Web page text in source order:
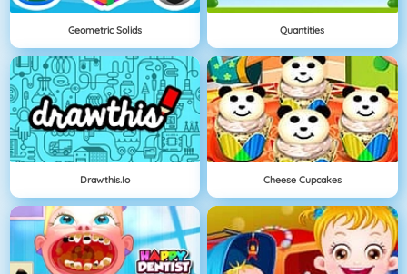
Geometric Solids Quantities
Drawthis.io Cheese Cupcakes